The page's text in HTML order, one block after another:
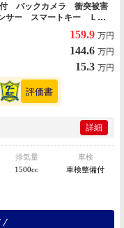
付 バックカメラ 衝突被害
サー スマートキー ＬＥ
インチＡＷ オートハイ
159.9 万円
144.6 万円
15.3 万円
詳細
排気量
1500cc
車検
車検整備付